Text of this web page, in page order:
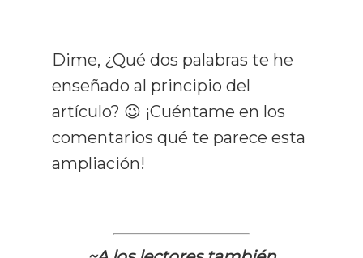
Dime, ¿Qué dos palabras te he
enseñado al principio del
artículo? 😉 ¡Cuéntame en los
comentarios qué te parece esta
ampliación!